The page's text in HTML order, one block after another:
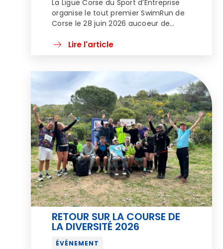
La Ligue Corse du Sport d’Entreprise
organise le tout premier SwimRun de
Corse le 28 juin 2026 aucoeur de
le soutien engagé de EDF Corse. Au
cette nouvelle épreuve sportive
prometune expérience unique,
mêlant natation en eau libre et
course […]
Lire l'article
RETOUR SUR LA COURSE DE
LA DIVERSITÉ 2026
ÉVÉNEMENT